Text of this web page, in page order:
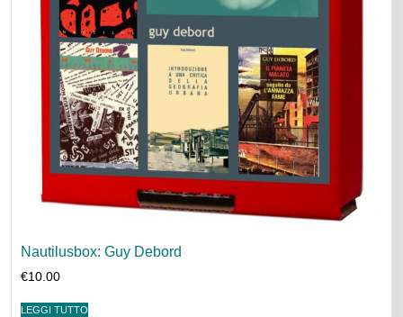
Nautilusbox: Guy Debord
€10.00
LEGGI TUTTO